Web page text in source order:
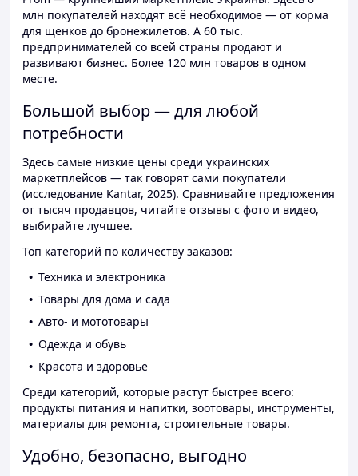
млн покупателей находят всё необходимое — от корма
для щенков до бронежилетов. А 60 тыс.
предпринимателей со всей страны продают и
развивают бизнес. Более 120 млн товаров в одном
месте.
Большой выбор — для любой
потребности
Здесь самые низкие цены среди украинских
маркетплейсов — так говорят сами покупатели
(исследование Kantar, 2025). Сравнивайте предложения
от тысяч продавцов, читайте отзывы с фото и видео,
выбирайте лучшее.
Топ категорий по количеству заказов:
Техника и электроника
Товары для дома и сада
Авто- и мототовары
Одежда и обувь
Красота и здоровье
Среди категорий, которые растут быстрее всего:
продукты питания и напитки, зоотовары, инструменты,
материалы для ремонта, строительные товары.
Удобно, безопасно, выгодно